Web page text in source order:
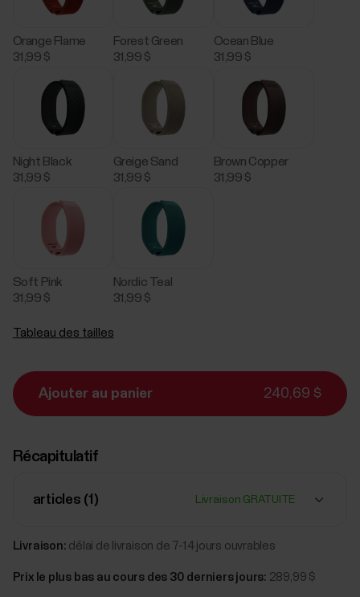
Orange Flame
31,99 $
Forest Green
31,99 $
Ocean Blue
31,99 $
Night Black
31,99 $
Greige Sand
31,99 $
Brown Copper
31,99 $
Soft Pink
31,99 $
Nordic Teal
31,99 $
Tableau des tailles
Ajouter au panier 240,69 $
Récapitulatif
articles (1 ) Livraison GRATUITE
Livraison: délai de livraison de 7-14 jours ouvrables
Prix le plus bas au cours des 30 derniers jours: 289,99 $